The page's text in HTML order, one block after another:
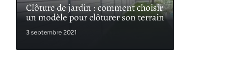
Clôture de jardin : comment choisir
un modèle pour clôturer son terrain
3 septembre 2021